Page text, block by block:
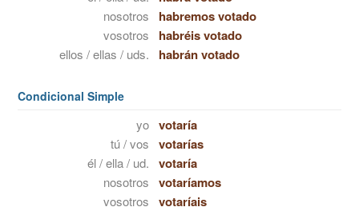
nosotros habremos votado
vosotros habréis votado
ellos / ellas / uds. habrán votado
Condicional Simple
yo votaría
tú / vos votarías
él / ella / ud. votaría
nosotros votaríamos
vosotros votaríais